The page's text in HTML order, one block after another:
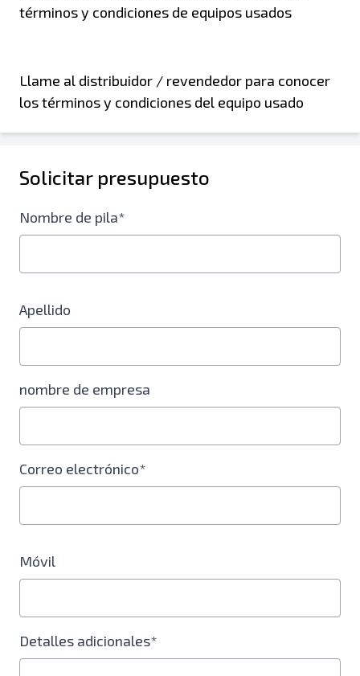
términos y condiciones de equipos usados
Llame al distribuidor / revendedor para conocer
los términos y condiciones del equipo usado
Solicitar presupuesto
Nombre de pila*
Apellido
nombre de empresa
Correo electrónico*
Móvil
Detalles adicionales*